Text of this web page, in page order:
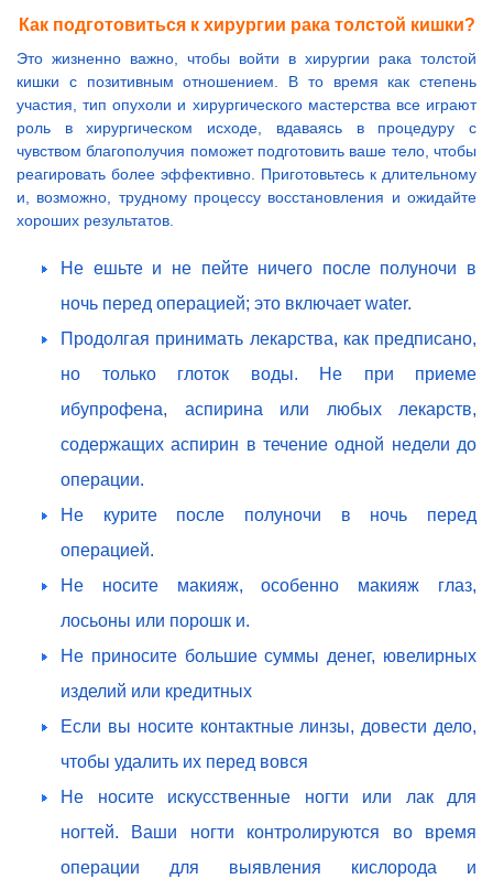
Как подготовиться к хирургии рака толстой кишки?
Это жизненно важно, чтобы войти в хирургии рака толстой
кишки с позитивным отношением. В то время как степень
участия, тип опухоли и хирургического мастерства все играют
роль в хирургическом исходе, вдаваясь в процедуру с
чувством благополучия поможет подготовить ваше тело, чтобы
реагировать более эффективно. Приготовьтесь к длительному
и, возможно, трудному процессу восстановления и ожидайте
хороших результатов.
Не ешьте и не пейте ничего после полуночи в
ночь перед операцией; это включает water.
Продолгая принимать лекарства, как предписано,
но только глоток воды. Не при приеме
ибупрофена, аспирина или любых лекарств,
содержащих аспирин в течение одной недели до
операции.
Не курите после полуночи в ночь перед
операцией.
Не носите макияж, особенно макияж глаз,
лосьоны или порошк и.
Не приносите большие суммы денег, ювелирных
изделий или кредитных
Если вы носите контактные линзы, довести дело,
чтобы удалить их перед вовся
Не носите искусственные ногти или лак для
ногтей. Ваши ногти контролируются во время
операции для выявления кислорода и